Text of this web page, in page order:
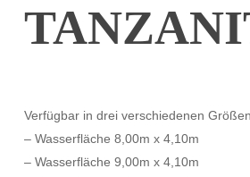
Verfügbar in drei verschiedenen
– Wasserfläche 8,00m x 4,10m
– Wasserfläche 9,00m x 4,10m